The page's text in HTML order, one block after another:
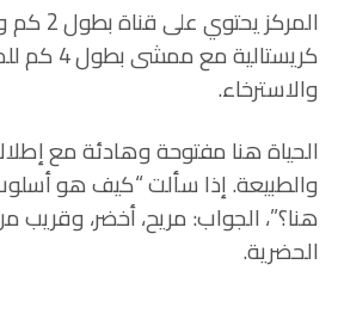
المركز
كريستالية
والاسترخاء.
الحياة هنا مفتوحة وهادئة مع
والطبيعة. إذا سألت “كيف هو
هنا؟”، الجواب: مريح، أخضر،
الحضرية.